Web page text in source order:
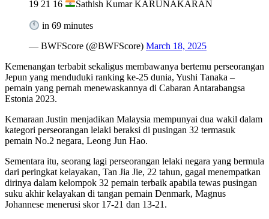
19 21 16
Sathish Kumar KARUNAKARAN
in 69 minutes
— BWFScore (@BWFScore) March 18, 2025
Kemenangan terbabit sekaligus membawanya bertemu perseorangan
Jepun yang menduduki ranking ke-25 dunia, Yushi Tanaka –
pemain yang pernah menewaskannya di Cabaran Antarabangsa
Estonia 2023.
Kemaraan Justin menjadikan Malaysia mempunyai dua wakil dalam
kategori perseorangan lelaki beraksi di pusingan 32 termasuk
pemain No.2 negara, Leong Jun Hao.
Sementara itu, seorang lagi perseorangan lelaki negara yang bermula
dari peringkat kelayakan, Tan Jia Jie, 22 tahun, gagal menempatkan
dirinya dalam kelompok 32 pemain terbaik apabila tewas pusingan
suku akhir kelayakan di tangan pemain Denmark, Magnus
Johannese menerusi skor 17-21 dan 13-21.